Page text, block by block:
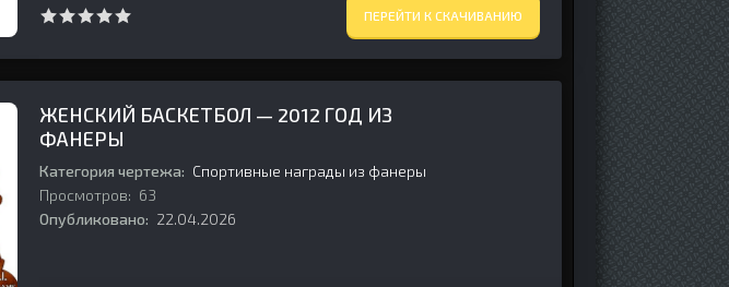
ПЕРЕЙТИ К СКАЧИВАНИЮ
ЖЕНСКИЙ БАСКЕТБОЛ — 2012 ГОД ИЗ
ФАНЕРЫ
Категория чертежа: Спортивные награды из фанеры
Просмотров: 63
Опубликовано: 22.04.2026